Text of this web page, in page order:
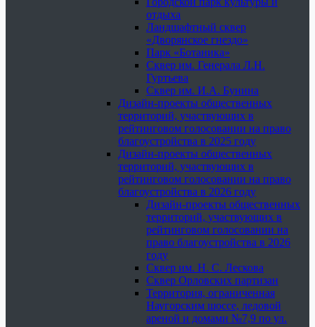
отдыха
Ландшафтный сквер
«Дворянское гнездо»
Парк «Ботаника»
Сквер им. Генерала Л.Н.
Гуртьева
Сквер им. И.А. Бунина
Дизайн-проекты общественных
территорий, участвующих в
рейтинговом голосовании на право
благоустройства в 2025 году
Дизайн-проекты общественных
территорий, участвующих в
рейтинговом голосовании на право
благоустройства в 2026 году
Дизайн-проекты общественных
территорий, участвующих в
рейтинговом голосовании на
право благоустройства в 2026
году
Сквер им. Н. С. Лескова
Сквер Орловских партизан
Территория, ограниченная
Наугорским шоссе, ледовой
ареной и домами №7,9 по ул.